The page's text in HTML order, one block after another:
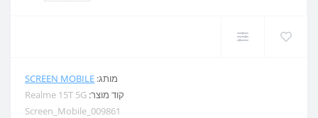
מותג: SCREEN MOBILE
קוד מוצר: Realme 15T 5G
Screen_Mobile_009861